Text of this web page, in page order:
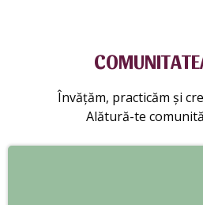
Învățăm, practicăm și
Alătură-te